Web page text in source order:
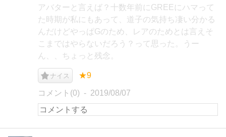
アバターと言えば？十数年前にGREEにハマって
た時期が私にもあって、道子の気持ち凄い分かる
んだけどやっぱGのため、レアのためとは言えそ
こまではやらないだろう？って思った。うー
ん、、ちょっと残念。
ナイス ★9
コメント(0) 2019/08/07